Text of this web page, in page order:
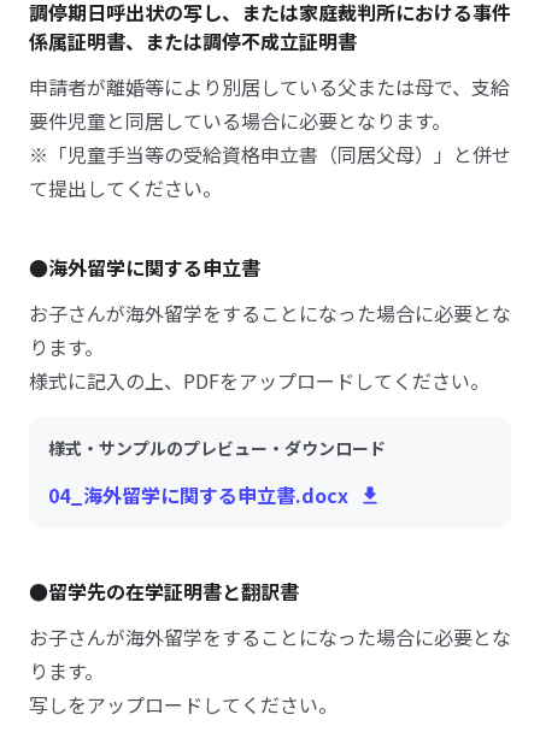
調停期日呼出状の写し、または家庭裁判所における事件
係属証明書、または調停不成立証明書
申請者が離婚等により別居している父または母で、支給
要件児童と同居している場合に必要となります。
※「児童手当等の受給資格申立書（同居父母）」と併せ
て提出してください。
●海外留学に関する申立書
お子さんが海外留学をすることになった場合に必要とな
ります。
様式に記入の上、PDFをアップロードしてください。
様式・サンプルのプレビュー・ダウンロード
04_海外留学に関する申立書.docx
●留学先の在学証明書と翻訳書
お子さんが海外留学をすることになった場合に必要とな
ります。
写しをアップロードしてください。